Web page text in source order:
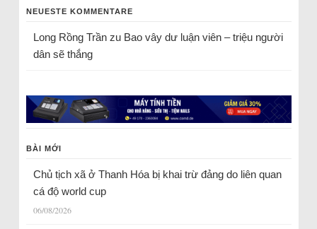
NEUESTE KOMMENTARE
Long Rồng Trầnzu Bao vây dư luận viên – triệu người
dân sẽ thắng
BÀI MỚI
Chủ tịch xã ở Thanh Hóa bị khai trừ đảng do liên quan
cá độ world cup
06/08/2026